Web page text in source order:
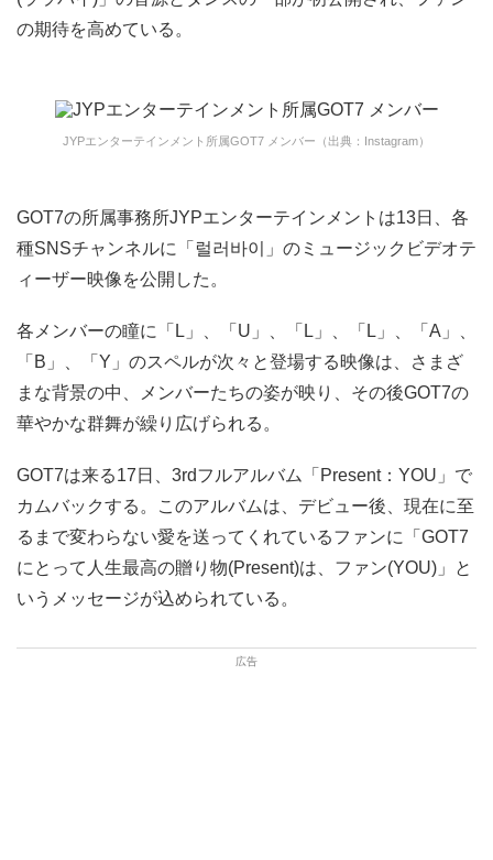
の期待を高めている。
JYPエンターテインメント所属GOT7 メンバー（出典：Instagram）
GOT7の所属事務所JYPエンターテインメントは13日、各
種SNSチャンネルに「럴러바이」のミュージックビデオテ
ィーザー映像を公開した。
各メンバーの瞳に「L」、「U」、「L」、「L」、「A」、
「B」、「Y」のスペルが次々と登場する映像は、さまざ
まな背景の中、メンバーたちの姿が映り、その後GOT7の
華やかな群舞が繰り広げられる。
GOT7は来る17日、3rdフルアルバム「Present：YOU」で
カムバックする。このアルバムは、デビュー後、現在に至
るまで変わらない愛を送ってくれているファンに「GOT7
にとって人生最高の贈り物(Present)は、ファン(YOU)」と
いうメッセージが込められている。